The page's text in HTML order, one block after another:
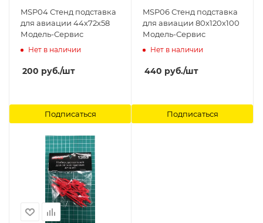
MSP04 Стенд подставка
для авиации 44х72х58
Модель-Сервис
Нет в наличии
200 руб./шт
Подписаться
MSP06 Стенд подставка
для авиации 80х120х100
Модель-Сервис
Нет в наличии
440 руб./шт
Подписаться